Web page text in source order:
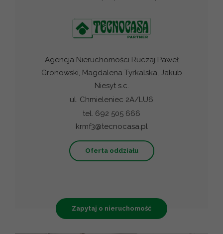
Agencja Nieruchomości Ruczaj Paweł
Gronowski, Magdalena Tyrkalska, Jakub
Niesyt s.c.
ul. Chmieleniec 2A/LU6
tel. 692 505 666
krmf3@tecnocasa.pl
Oferta oddziału
Zapytaj o nieruchomość